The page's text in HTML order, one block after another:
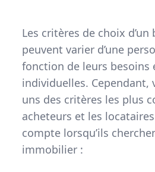
Les critères de choix
peuvent varier d’une
fonction de leurs besoins
individuelles. Cependant,
uns des critères les plus
acheteurs et les
compte lorsqu’ils
immobilier :